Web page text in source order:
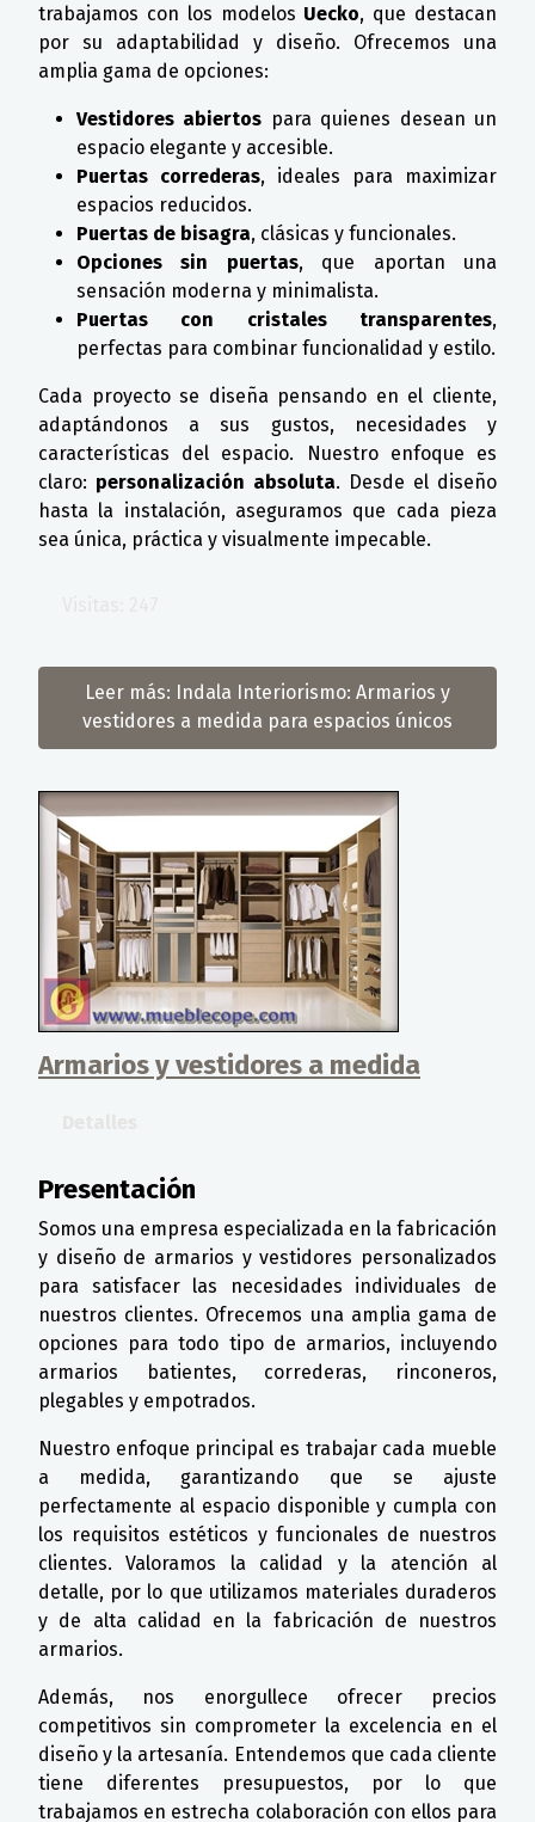
trabajamos con los modelos Uecko, que destacan
por su adaptabilidad y diseño. Ofrecemos una
amplia gama de opciones:
Vestidores abiertos para quienes desean un
espacio elegante y accesible.
Puertas correderas, ideales para maximizar
espacios reducidos.
Puertas de bisagra, clásicas y funcionales.
Opciones sin puertas, que aportan una
sensación moderna y minimalista.
Puertas con cristales transparentes,
perfectas para combinar funcionalidad y estilo.
Cada proyecto se diseña pensando en el cliente,
adaptándonos a sus gustos, necesidades y
características del espacio. Nuestro enfoque es
claro: personalización absoluta. Desde el diseño
hasta la instalación, aseguramos que cada pieza
sea única, práctica y visualmente impecable.
Leer más: Indala Interiorismo: Armarios y
vestidores a medida para espacios únicos
Armarios y vestidores a medida
Presentación
Somos una empresa especializada en la fabricación
y diseño de armarios y vestidores personalizados
para satisfacer las necesidades individuales de
nuestros clientes. Ofrecemos una amplia gama de
opciones para todo tipo de armarios, incluyendo
armarios batientes, correderas, rinconeros,
plegables y empotrados.
Nuestro enfoque principal es trabajar cada mueble
a medida, garantizando que se ajuste
perfectamente al espacio disponible y cumpla con
los requisitos estéticos y funcionales de nuestros
clientes. Valoramos la calidad y la atención al
detalle, por lo que utilizamos materiales duraderos
y de alta calidad en la fabricación de nuestros
armarios.
Además, nos enorgullece ofrecer precios
competitivos sin comprometer la excelencia en el
diseño y la artesanía. Entendemos que cada cliente
tiene diferentes presupuestos, por lo que
trabajamos en estrecha colaboración con ellos para